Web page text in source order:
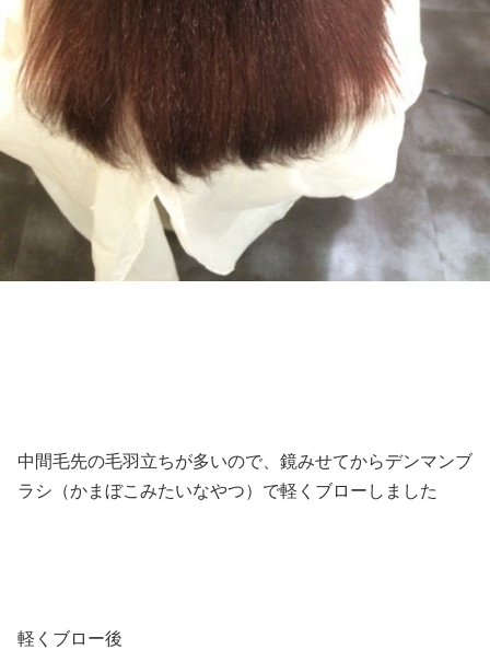
中間毛先の毛羽立ちが多いので、鏡みせてからデンマンブ
ラシ（かまぼこみたいなやつ）で軽くブローしました
軽くブロー後